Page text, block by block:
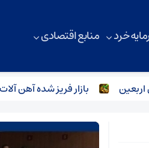
خرد منابع اقتصادی
بازار فریز شده آهن آلات